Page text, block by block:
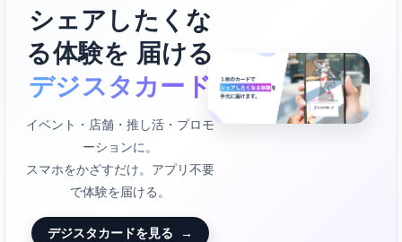
シェアしたくな
る体験を 届ける
デジスタカード
イベント・店舗・推し活・プロモ
ーションに。
スマホをかざすだけ。アプリ不要
で体験を届ける。
デジスタカードを見る →